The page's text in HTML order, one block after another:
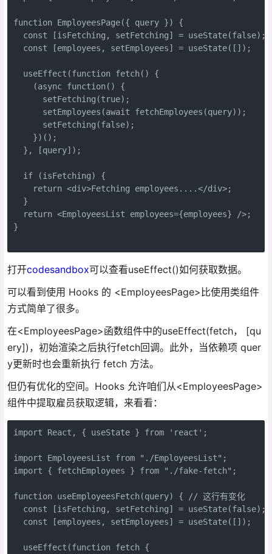
function EmployeesPage({ query }) {
  const [isFetching, setFetching] = useState(false);
  const [employees, setEmployees] = useState([]);
  useEffect(function fetch() {
    (async function() {
      setFetching(true);
      setEmployees(await fetchEmployees(query));
      setFetching(false);
    })();
  }, [query]);
  if (isFetching) {
    return <div>Fetching employees....</div>;
  }
  return <EmployeesList employees={employees} />;
}
打开codesandbox可以查看useEffect()如何获取数据。
可以看到使用 Hooks 的 <EmployeesPage>比使用类组件
方式简单了很多。
在<EmployeesPage>函数组件中的useEffect(fetch， [qu
ery])，初始渲染之后执行fetch回调。此外，当依赖项 quer
y更新时也会重新执行 fetch 方法。
但仍有优化的空间。Hooks 允许咱们从<EmployeesPage>
组件中提取雇员获取逻辑，来看看：
import React, { useState } from 'react';
import EmployeesList from "./EmployeesList";
import { fetchEmployees } from "./fake-fetch";
function useEmployeesFetch(query) { // 这行有变化
  const [isFetching, setFetching] = useState(false);
  const [employees, setEmployees] = useState([]);
  useEffect(function fetch {